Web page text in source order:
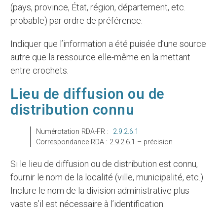
(pays, province, État, région, département, etc.
probable) par ordre de préférence.
Indiquer que l’information a été puisée d’une source
autre que la ressource elle-même en la mettant
entre crochets.
Lieu de diffusion ou de
distribution connu
Numérotation RDA-FR : 2.9.2.6.1
Correspondance RDA : 2.9.2.6.1 – précision
Si le lieu de diffusion ou de distribution est connu,
fournir le nom de la localité (ville, municipalité, etc.).
Inclure le nom de la division administrative plus
vaste s’il est nécessaire à l’identification.